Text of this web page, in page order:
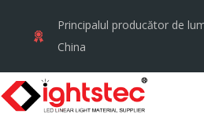
Principalul producător de
China